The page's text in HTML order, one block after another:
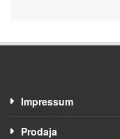
Impressum
Prodaja